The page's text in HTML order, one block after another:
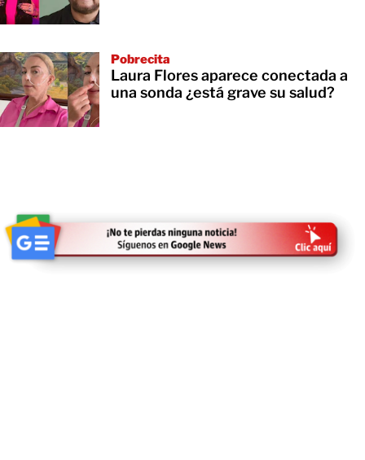
Pobrecita
Laura Flores aparece conectada a
una sonda ¿está grave su salud?